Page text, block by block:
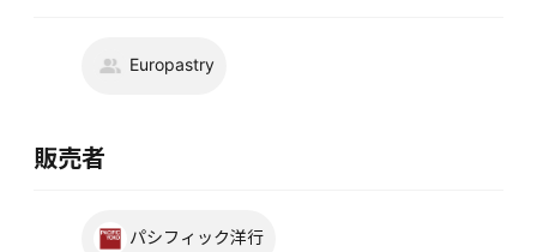
Europastry
販売者
パシフィック洋行